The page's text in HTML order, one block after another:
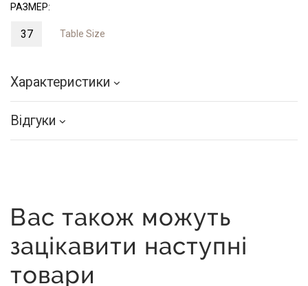
РАЗМЕР:
37 Table Size
Характеристики
Відгуки
Вас також можуть
зацікавити наступні
товари